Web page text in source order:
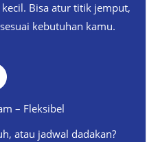
Bisa atur titik jemput,
kebutuhan kamu.
– Fleksibel
atau jadwal dadakan?